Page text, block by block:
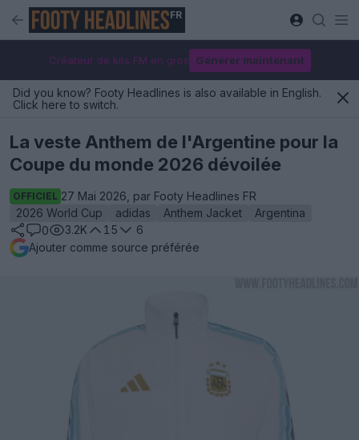
FR
Créateur de kits FM en gros Générer maintenant
Did you know? Footy Headlines is also available in English.
Click here to switch.
La veste Anthem de l'Argentine pour la
Coupe du monde 2026 dévoilée
OFFICIEL 27 Mai 2026, par Footy Headlines FR
2026 World Cup
adidas Anthem Jacket
Argentina
0
3.2K 15
6
Ajouter comme source préférée